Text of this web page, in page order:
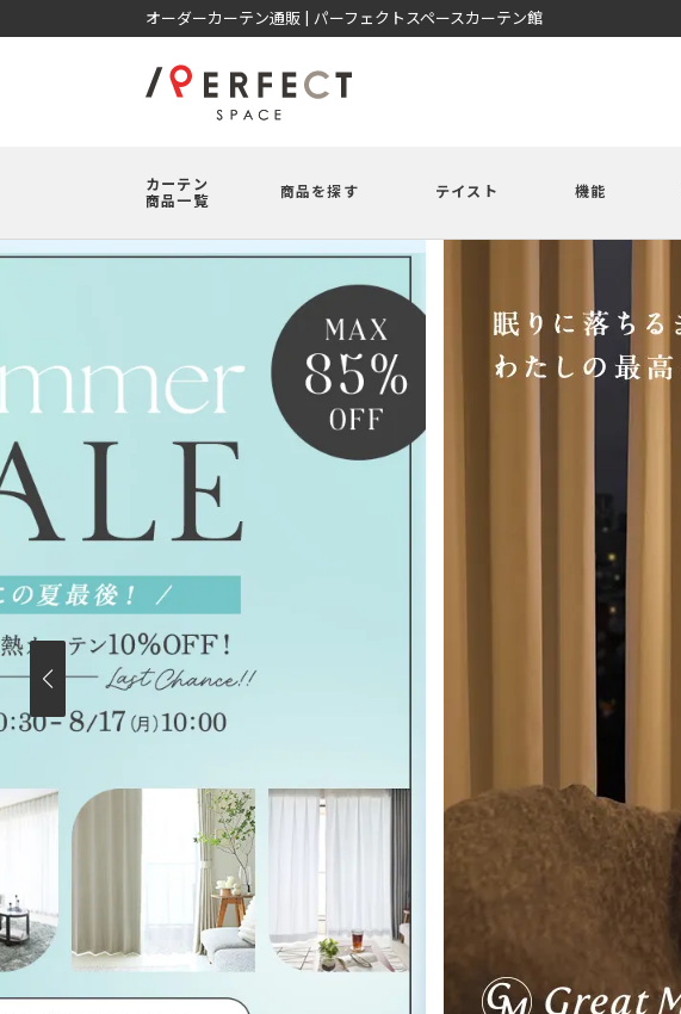
オーダーカーテン通販 | パーフェクトスペースカーテン館
カーテン
商品一覧
商品を探す テイスト 機能